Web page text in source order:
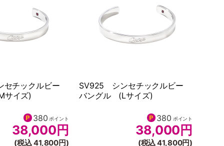
チックルビー
イズ)
380 ポイント
38,000 円
(税込 41,800円)
SV925 シンセチックルビー
バングル (Lサイズ)
380 ポイント
38,000 円
(税込 41,800円)